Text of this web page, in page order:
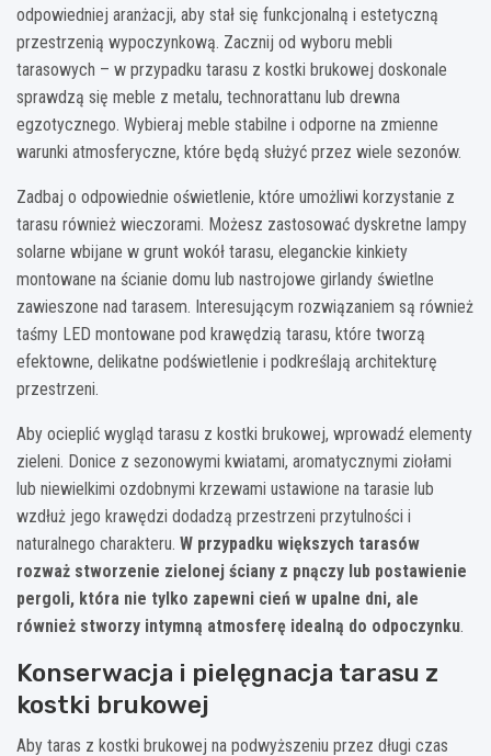
odpowiedniej aranżacji, aby stał się funkcjonalną i estetyczną
przestrzenią wypoczynkową. Zacznij od wyboru mebli
tarasowych – w przypadku tarasu z kostki brukowej doskonale
sprawdzą się meble z metalu, technorattanu lub drewna
egzotycznego. Wybieraj meble stabilne i odporne na zmienne
warunki atmosferyczne, które będą służyć przez wiele sezonów.
Zadbaj o odpowiednie oświetlenie, które umożliwi korzystanie z
tarasu również wieczorami. Możesz zastosować dyskretne lampy
solarne wbijane w grunt wokół tarasu, eleganckie kinkiety
montowane na ścianie domu lub nastrojowe girlandy świetlne
zawieszone nad tarasem. Interesującym rozwiązaniem są również
taśmy LED montowane pod krawędzią tarasu, które tworzą
efektowne, delikatne podświetlenie i podkreślają architekturę
przestrzeni.
Aby ocieplić wygląd tarasu z kostki brukowej, wprowadź elementy
zieleni. Donice z sezonowymi kwiatami, aromatycznymi ziołami
lub niewielkimi ozdobnymi krzewami ustawione na tarasie lub
wzdłuż jego krawędzi dodadzą przestrzeni przytulności i
naturalnego charakteru. W przypadku większych tarasów
rozważ stworzenie zielonej ściany z pnączy lub postawienie
pergoli, która nie tylko zapewni cień w upalne dni, ale
również stworzy intymną atmosferę idealną do odpoczynku.
Konserwacja i pielęgnacja tarasu z
kostki brukowej
Aby taras z kostki brukowej na podwyższeniu przez długi czas